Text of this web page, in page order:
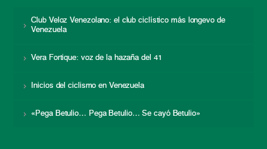
Club Veloz Venezolano: el club ciclístico más longevo de
Venezuela
Vera Fortique: voz de la hazaña del 41
Inicios del ciclismo en Venezuela
«Pega Betulio… Pega Betulio… Se cayó Betulio»